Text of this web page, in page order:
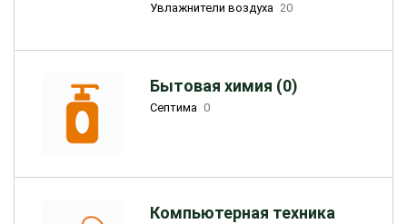
Увлажнители воздуха 20
Бытовая химия (0)
Септима 0
Компьютерная техника